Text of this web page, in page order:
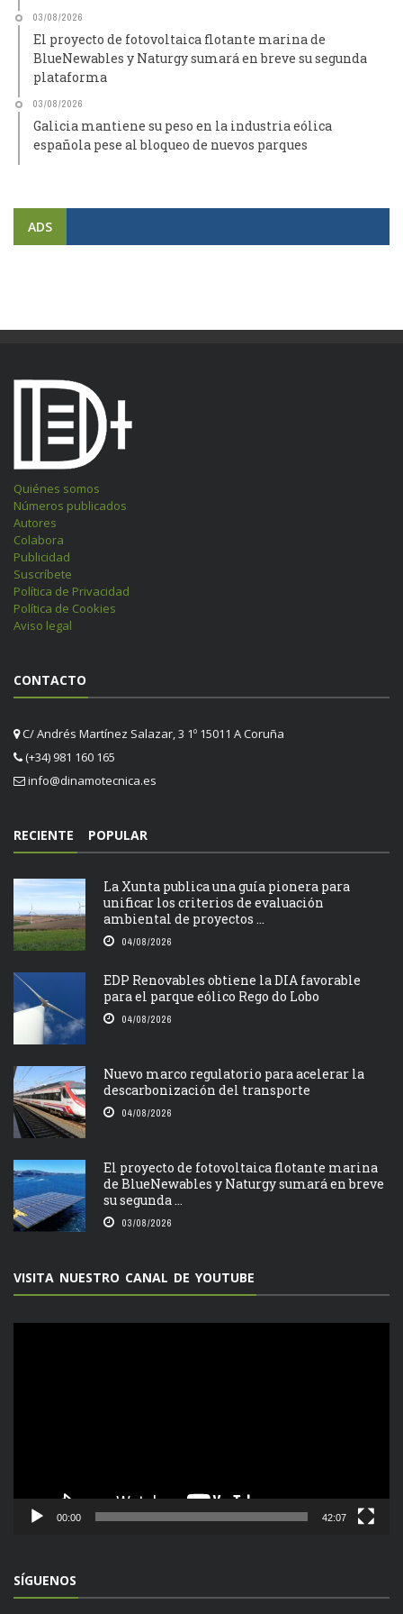
03/08/2026
El proyecto de fotovoltaica flotante marina de
BlueNewables y Naturgy sumará en breve su segunda
plataforma
03/08/2026
Galicia mantiene su peso en la industria eólica
española pese al bloqueo de nuevos parques
ADS
Quiénes somos
Números publicados
Autores
Colabora
Publicidad
Suscríbete
Política de Privacidad
Política de Cookies
Aviso legal
CONTACTO
C/ Andrés Martínez Salazar, 3 1º 15011 A Coruña
(+34) 981 160 165
info@dinamotecnica.es
RECIENTE POPULAR
La Xunta publica una guía pionera para
unificar los criterios de evaluación
ambiental de proyectos ...
04/08/2026
EDP Renovables obtiene la DIA favorable
para el parque eólico Rego do Lobo
04/08/2026
Nuevo marco regulatorio para acelerar la
descarbonización del transporte
04/08/2026
El proyecto de fotovoltaica flotante marina
de BlueNewables y Naturgy sumará en breve
su segunda ...
03/08/2026
VISITA NUESTRO CANAL DE YOUTUBE
00:00 42:07
SÍGUENOS